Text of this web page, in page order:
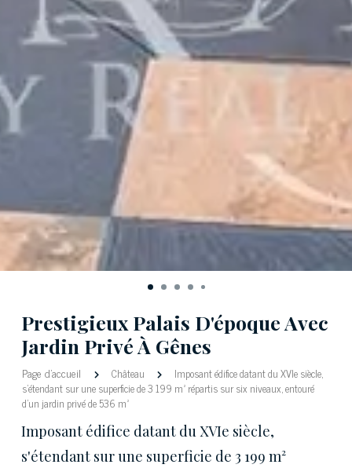
Prestigieux Palais D'époque Avec
Jardin Privé À Gênes
Page d'accueil Château
Imposant édifice datant du XVIe siècle,
s'étendant sur une superficie de 3 199 m² répartis sur six niveaux, entouré
d'un jardin privé de 536 m²
Imposant édifice datant du XVIe siècle,
s'étendant sur une superficie de 3 199 m²